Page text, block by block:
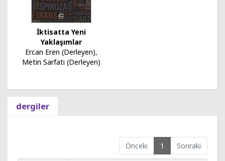
İktisatta Yeni
Yaklaşımlar
Ercan Eren (Derleyen),
Metin Sarfati (Derleyen)
dergiler
Önceki 1 Sonraki